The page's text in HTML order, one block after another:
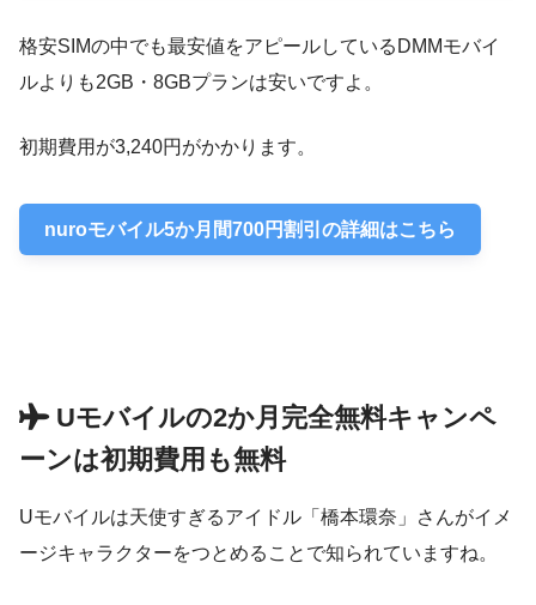
格安SIMの中でも最安値をアピールしているDMMモバイ
ルよりも2GB・8GBプランは安いですよ。
初期費用が3,240円がかかります。
nuroモバイル5か月間700円割引の詳細はこちら
Uモバイルの2か月完全無料キャンペ
ーンは初期費用も無料
Uモバイルは天使すぎるアイドル「橋本環奈」さんがイメ
ージキャラクターをつとめることで知られていますね。